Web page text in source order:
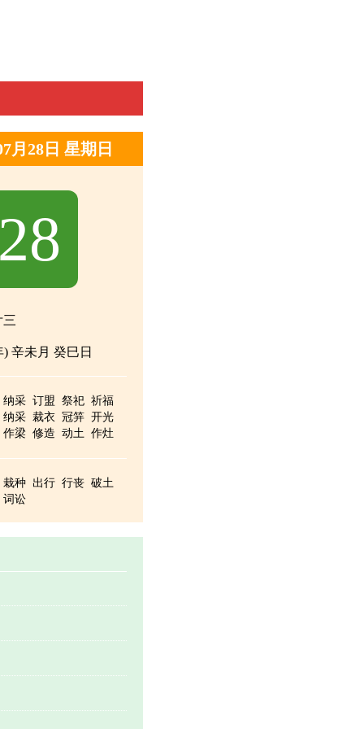
月28日 星期日
三
辛未月 癸巳日
纳采 订盟 祭祀 祈福
纳采 裁衣 冠笄 开光
作梁 修造 动土 作灶
栽种 出行 行丧 破土
词讼